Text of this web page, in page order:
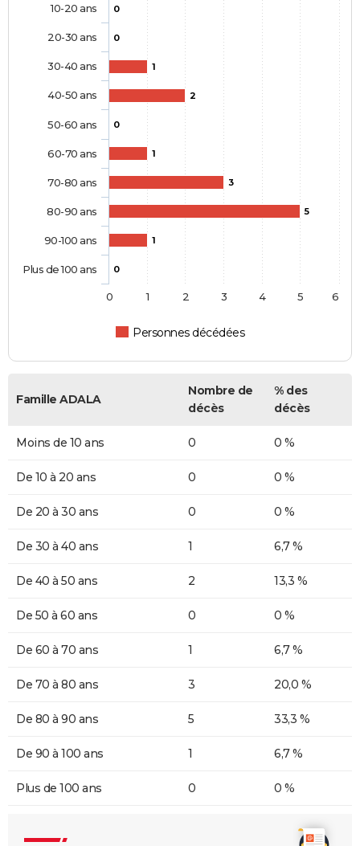
0
0
1
2
0
1
3
5
1
0
Personnes décédées
10-20 ans
20-30 ans
30-40 ans
40-50 ans
50-60 ans
60-70 ans
70-80 ans
80-90 ans
90-100 ans
Plus de 100 ans
0 1 2 3 4 5 6
Famille ADALA
Nombre de
décès
% des
décès
Moins de 10 ans 0 0 %
De 10 à 20 ans 0 0 %
De 20 à 30 ans 0 0 %
De 30 à 40 ans 1 6,7 %
De 40 à 50 ans 2 13,3 %
De 50 à 60 ans 0 0 %
De 60 à 70 ans 1 6,7 %
De 70 à 80 ans 3 20,0 %
De 80 à 90 ans 5 33,3 %
De 90 à 100 ans 1 6,7 %
Plus de 100 ans 0 0 %